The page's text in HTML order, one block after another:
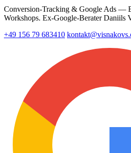
Conversion-Tracking & Google Ads —
Workshops. Ex-Google-Berater Daniils
+49 156 79 683410